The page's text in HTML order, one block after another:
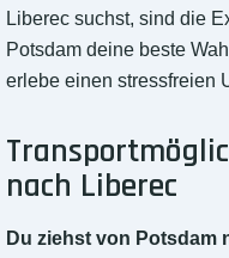
Liberec suchst, sind die
Potsdam deine beste
erlebe einen stressfreien
nach Liberec
Du ziehst von Potsdam